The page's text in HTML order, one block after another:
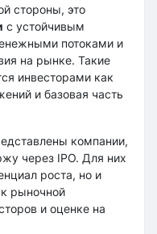
стороны, это
с устойчивым
потоками и
на рынке. Такие
инвесторами как
и базовая часть
компании,
через IPO. Для них
роста, но и
рыночной
и оценке на